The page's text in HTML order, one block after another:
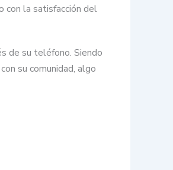
con la satisfacción del
de su teléfono. Siendo
su comunidad, algo